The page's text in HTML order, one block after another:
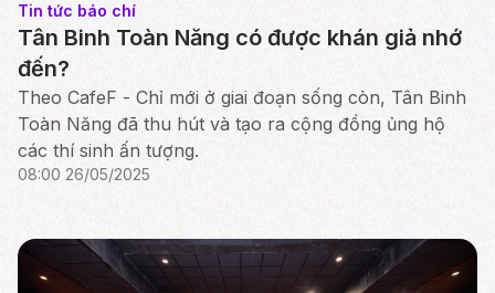
Tin tức báo chí
Tân Binh Toàn Năng có được khán giả nhớ
đến?
Theo CafeF - Chỉ mới ở giai đoạn sống còn, Tân Binh
Toàn Năng đã thu hút và tạo ra cộng đồng ủng hộ
các thí sinh ấn tượng.
08:00 26/05/2025